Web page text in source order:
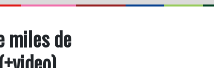
miles de